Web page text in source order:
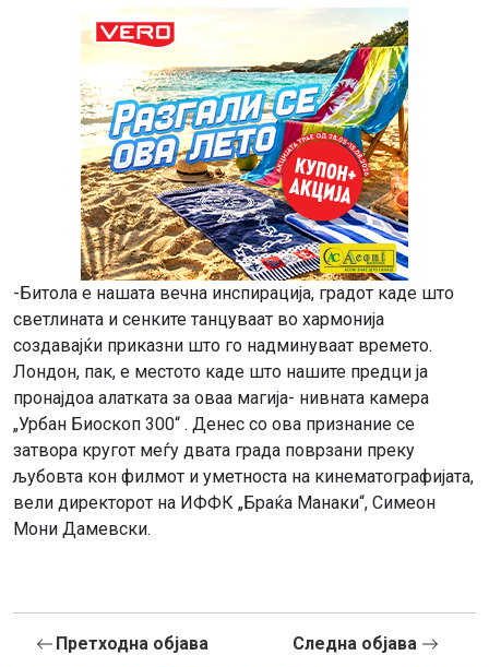
-Битола е нашата вечна инспирација, градот каде што
светлината и сенките танцуваат во хармонија
создавајќи приказни што го надминуваат времето.
Лондон, пак, е местото каде што нашите предци ја
пронајдоа алатката за оваа магија- нивната камера
„Урбан Биоскоп 300“ . Денес со ова признание се
затвора кругот меѓу двата града поврзани преку
љубовта кон филмот и уметноста на кинематографијата,
вели директорот на ИФФК „Браќа Манаки“, Симеон
Мони Дамевски.
Претходна објава Следна објава